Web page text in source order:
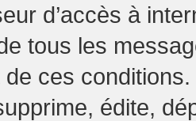
d’accès à
tous les
ces
édite,